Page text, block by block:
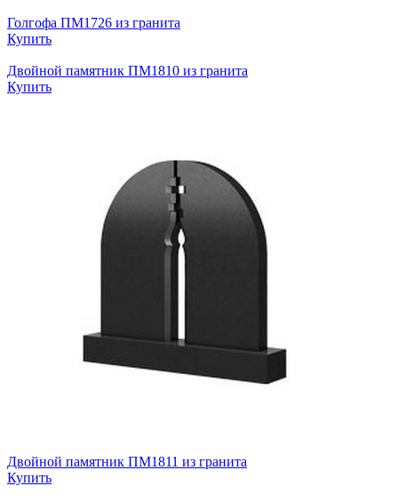
Голгофа ПМ1726 из гранита
Купить
Двойной памятник ПМ1810 из гранита
Купить
Двойной памятник ПМ1811 из гранита
Купить